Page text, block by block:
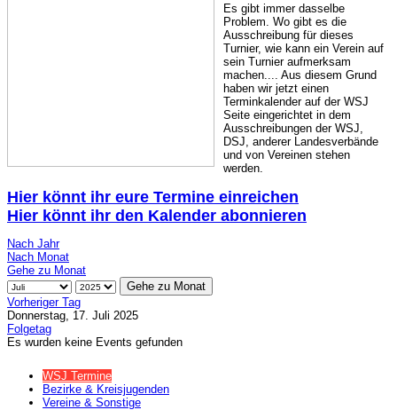
Es gibt immer dasselbe
Problem. Wo gibt es die
Ausschreibung für dieses
Turnier, wie kann ein Verein auf
sein Turnier aufmerksam
machen.... Aus diesem Grund
haben wir jetzt einen
Terminkalender auf der WSJ
Seite eingerichtet in dem
Ausschreibungen der WSJ,
DSJ, anderer Landesverbände
und von Vereinen stehen
werden.
Hier könnt ihr eure Termine einreichen
Hier könnt ihr den Kalender abonnieren
Nach Jahr
Nach Monat
Gehe zu Monat
Gehe zu Monat
Vorheriger Tag
Donnerstag, 17. Juli 2025
Folgetag
Es wurden keine Events gefunden
WSJ Termine
Bezirke & Kreisjugenden
Vereine & Sonstige